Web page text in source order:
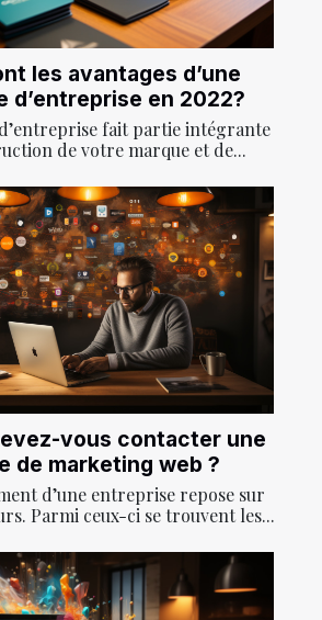
les avantages d’une
d’entreprise en 2022?
fait partie intégrante
de votre marque et de...
vous contacter une
de marketing web ?
d’une entreprise repose sur
Parmi ceux-ci se trouvent les...